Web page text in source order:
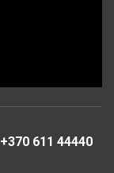
+370 611 44440